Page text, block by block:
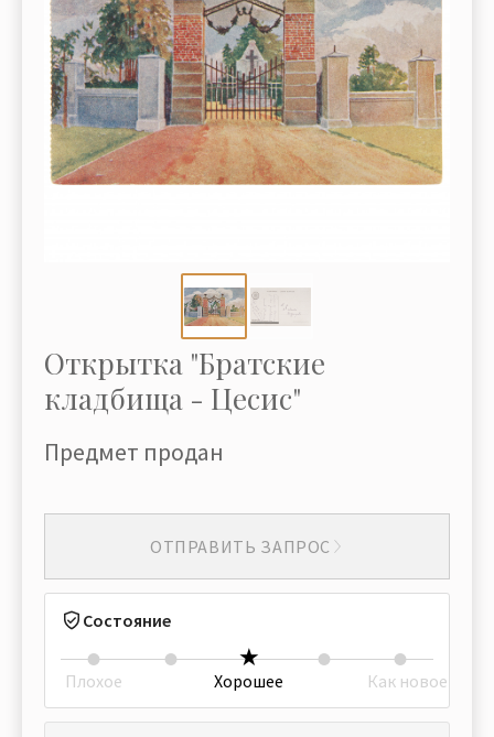
Открытка "Братские
кладбища - Цесис"
Предмет продан
ОТПРАВИТЬ ЗАПРОС
Состояние
Плохое Хорошее Как новое